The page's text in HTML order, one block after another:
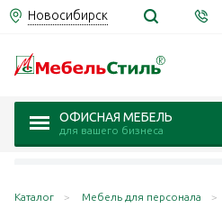
Новосибирск
ОФИСНАЯ МЕБЕЛЬ
для вашего бизнеса
Каталог Мебель для персонала